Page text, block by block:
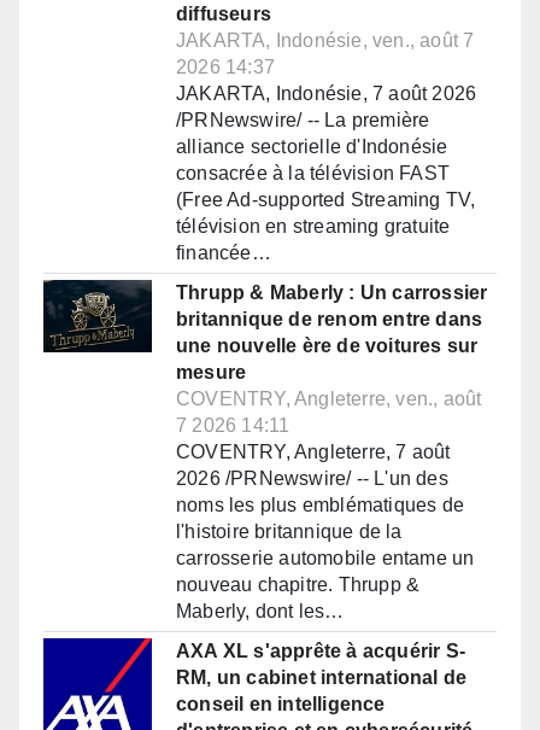
diffuseurs
JAKARTA, Indonésie, ven., août 7
2026 14:37
JAKARTA, Indonésie, 7 août 2026
/PRNewswire/ -- La première
alliance sectorielle d'Indonésie
consacrée à la télévision FAST
(Free Ad-supported Streaming TV,
télévision en streaming gratuite
financée…
Thrupp & Maberly : Un carrossier
britannique de renom entre dans
une nouvelle ère de voitures sur
mesure
COVENTRY, Angleterre, ven., août
7 2026 14:11
COVENTRY, Angleterre, 7 août
2026 /PRNewswire/ -- L'un des
noms les plus emblématiques de
l'histoire britannique de la
carrosserie automobile entame un
nouveau chapitre. Thrupp &
Maberly, dont les…
AXA XL s'apprête à acquérir S-
RM, un cabinet international de
conseil en intelligence